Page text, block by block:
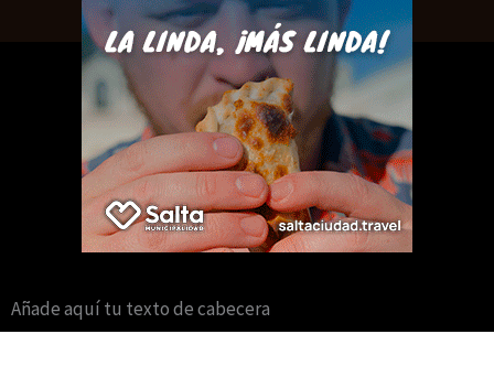
Añade aquí tu texto de cabecera